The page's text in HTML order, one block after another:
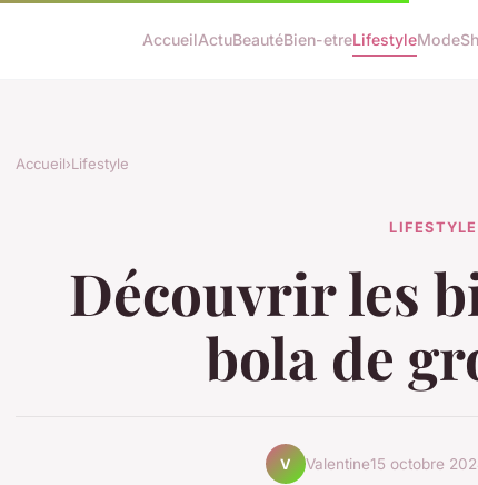
AccueilActuBeautéBien-etreLifestyleMode
Accueil›Lifestyle
LIFESTYLE
Découvrir les
bola de
V Valentine15 octobre